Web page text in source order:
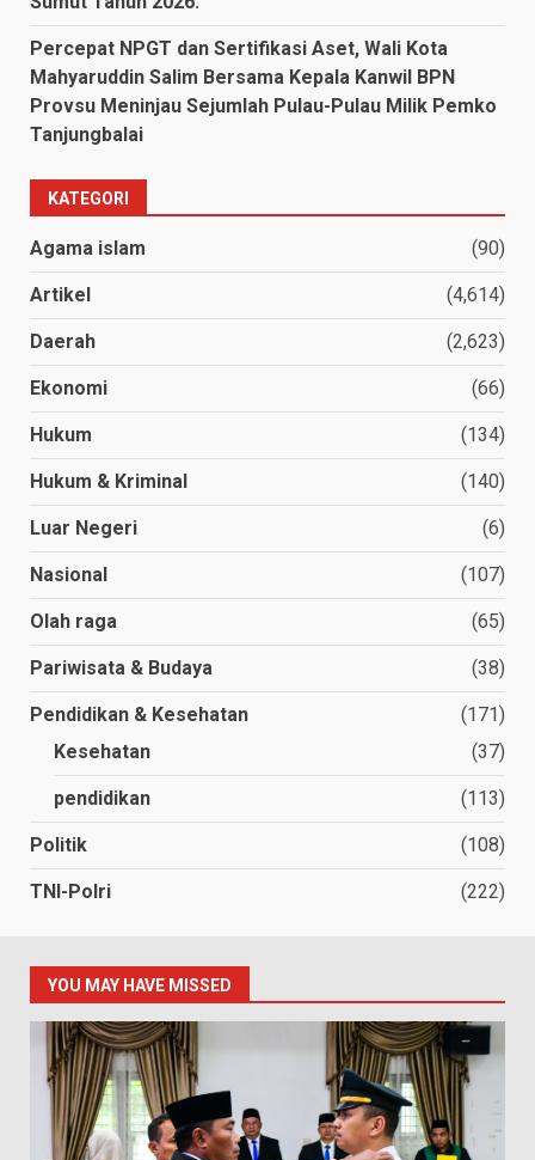
Percepat NPGT dan Sertifikasi Aset, Wali Kota
Mahyaruddin Salim Bersama Kepala Kanwil BPN
Provsu Meninjau Sejumlah Pulau-Pulau Milik Pemko
Tanjungbalai
KATEGORI
Agama islam (90)
Artikel (4,614)
Daerah (2,623)
Ekonomi (66)
Hukum (134)
Hukum & Kriminal (140)
Luar Negeri (6)
Nasional (107)
Olah raga (65)
Pariwisata & Budaya (38)
Pendidikan & Kesehatan
(171)
Kesehatan
(37)
pendidikan (113)
Politik (108)
TNI-Polri (222)
YOU MAY HAVE MISSED